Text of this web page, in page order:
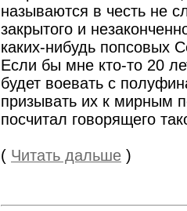
называются в честь не
закрытого и
каких-нибудь попсовых
Если бы мне кто-то 20
будет воевать с
призывать их к мирным
посчитал говорящего
( Читать дальше )